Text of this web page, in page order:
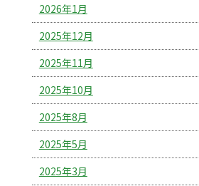
2026年1月
2025年12月
2025年11月
2025年10月
2025年8月
2025年5月
2025年3月